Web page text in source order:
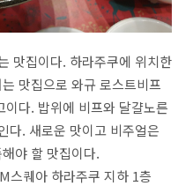
맛집이다. 하라주쿠에 위치한
맛집으로 와규 로스트비프
이다. 밥위에 비프와 달걀노른
다. 새로운 맛이고 비주얼은
야 할 맛집이다.
스퀘아 하라주쿠 지하 1층